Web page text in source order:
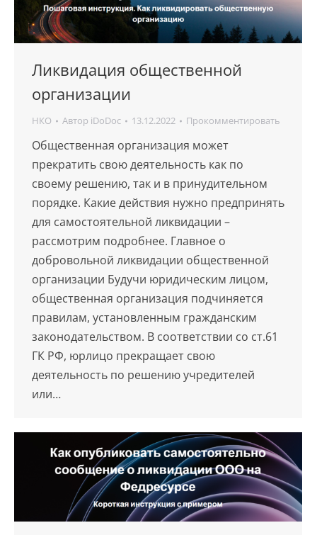
Ликвидация общественной
организации
НКО Автор iDoDoc 13.12.2022 Прокомментировать
Общественная организация может
прекратить свою деятельность как по
своему решению, так и в принудительном
порядке. Какие действия нужно предпринять
для самостоятельной ликвидации –
рассмотрим подробнее. Главное о
добровольной ликвидации общественной
организации Будучи юридическим лицом,
общественная организация подчиняется
правилам, установленным гражданским
законодательством. В соответствии со ст.61
ГК РФ, юрлицо прекращает свою
деятельность по решению учредителей
или…